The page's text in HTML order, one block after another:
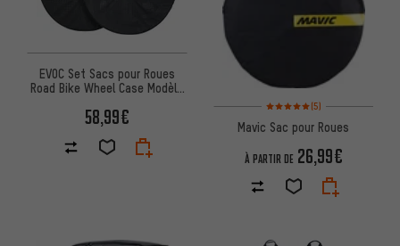
EVOC Set Sacs pour Roues
Road Bike Wheel Case Modèle
58,99€
Note moyenne : 5 sur 5
(5)
Mavic Sac pour Roues
À PARTIR DE 26,99€